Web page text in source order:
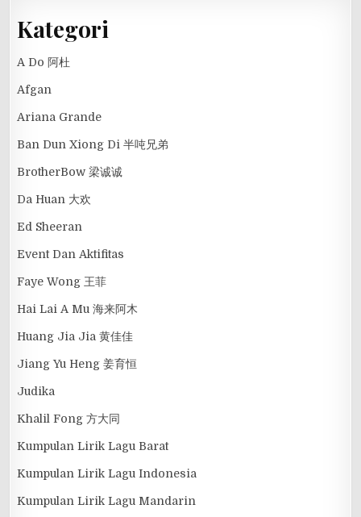
Kategori
A Do 阿杜
Afgan
Ariana Grande
Ban Dun Xiong Di 半吨兄弟
BrotherBow 梁诚诚
Da Huan 大欢
Ed Sheeran
Event Dan Aktifitas
Faye Wong 王菲
Hai Lai A Mu 海来阿木
Huang Jia Jia 黄佳佳
Jiang Yu Heng 姜育恒
Judika
Khalil Fong 方大同
Kumpulan Lirik Lagu Barat
Kumpulan Lirik Lagu Indonesia
Kumpulan Lirik Lagu Mandarin